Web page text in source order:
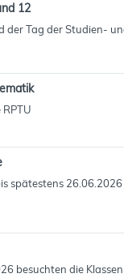
12
der Tag der Studien-
spätestens 26.06.2026
besuchten die